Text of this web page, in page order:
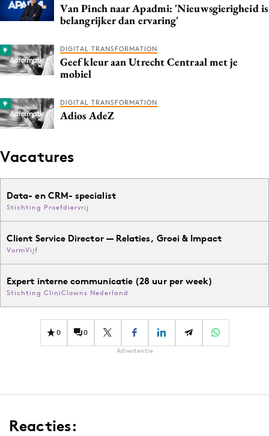
Van Pinch naar Apadmi: 'Nieuwsgierigheid is
belangrijker dan ervaring'
DIGITAL TRANSFORMATION
Geef kleur aan Utrecht Centraal met je
mobiel
DIGITAL TRANSFORMATION
Adios AdeZ
Vacatures
Data- en CRM- specialist
Stichting Proefdiervrij
Client Service Director — Relaties, Groei & Impact
VormVijf
Expert interne communicatie (28 uur per week)
Stichting CliniClowns Nederland
0 0
Advertentie
Reacties: